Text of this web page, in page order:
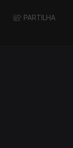
PARTILHA